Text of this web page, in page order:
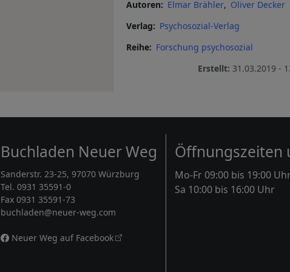
Autoren Elmar Brähler
Oliver Decker
Verlag
Psychosozial-Verlag
Reihe
Forschung psychosozial
Erstellt: 31.03.2019 -
Buchladen Neuer Weg
Sanderstr. 23-25, 97070 Würzburg
Tel. 0931 35591-0
Fax 0931 35591-73
buchladen@neuer-weg.com
Neuer Weg auf Facebook
Öffnungszeiten
Mo-Fr 09:00 bis 19:00
Sa 10:00 bis 16:00 Uhr